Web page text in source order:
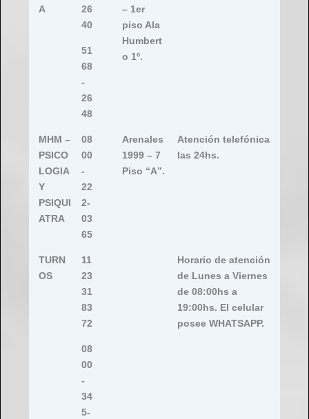
A
26
40
– 1er
piso Ala
Humbert
o 1º.
51
68
-
26
48
MHM –
PSICO
LOGIA
Y
PSIQUI
ATRA
08
00
-
22
2-
03
65
Arenales
1999 – 7
Piso “A”.
Atención telefónica
las 24hs.
TURN
OS
11
23
31
83
72
Horario de atención
de Lunes a Viernes
de 08:00hs a
19:00hs. El celular
posee WHATSAPP.
08
00
-
34
5-